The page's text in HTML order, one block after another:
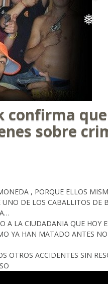
❅
confirma
sobre
, PORQUE ELLOS
DE LOS CABALLITOS DE
A LA CIUDADANIA QUE HOY
YA HAN MATADO ANTES
OTROS ACCIDENTES SIN